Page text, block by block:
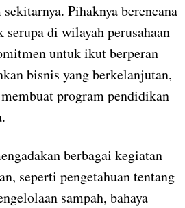
Pihaknya berencana
serupa di wilayah perusahaan
untuk ikut berperan
bisnis yang berkelanjutan,
program pendidikan
berbagai kegiatan
seperti pengetahuan tentang
sampah, bahaya